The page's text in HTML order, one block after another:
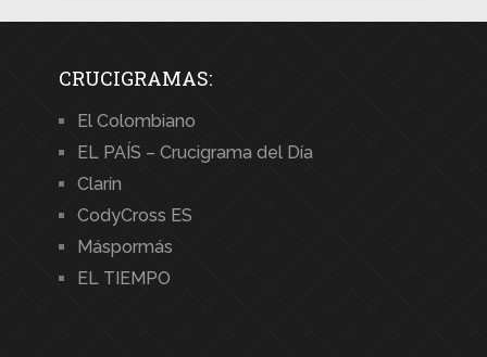
CRUCIGRAMAS:
El Colombiano
EL PAÍS – Crucigrama del Día
Clarín
CodyCross ES
Máspormás
EL TIEMPO